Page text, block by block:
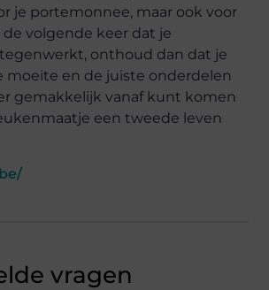
je portemonnee, maar ook voor
volgende keer dat je
onthoud dan dat je
moeite en de juiste onderdelen
gemakkelijk vanaf kunt komen
een tweede leven
vragen